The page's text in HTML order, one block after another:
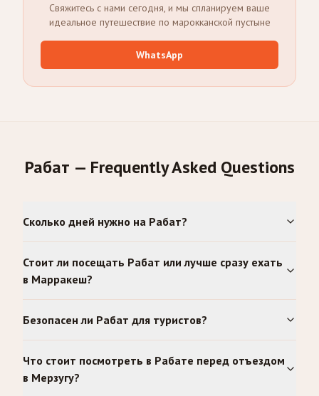
Свяжитесь с нами сегодня, и мы спланируем ваше
идеальное путешествие по марокканской пустыне
WhatsApp
Рабат — Frequently Asked Questions
Сколько дней нужно на Рабат?
Стоит ли посещать Рабат или лучше сразу ехать
в Марракеш?
Безопасен ли Рабат для туристов?
Что стоит посмотреть в Рабате перед отъездом
в Мерзугу?